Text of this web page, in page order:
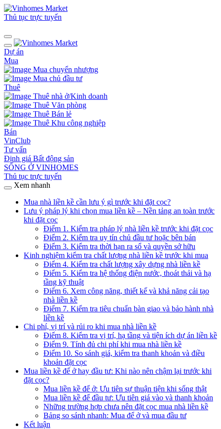
Thủ tục trực tuyến
Dự án
Mua
Mua chuyển nhượng
Mua chủ đầu tư
Thuê
Thuê nhà ở/Kinh doanh
Thuê Văn phòng
Thuê Bán lẻ
Thuê Khu công nghiệp
Bán
VinClub
Tư vấn
Định giá Bất động sản
SỐNG Ở VINHOMES
Thủ tục trực tuyến
Xem nhanh
Mua nhà liền kề cần lưu ý gì trước khi đặt cọc?
Lưu ý pháp lý khi chọn mua liền kề – Nền tảng an toàn trước
khi đặt cọc
Điểm 1. Kiểm tra pháp lý nhà liền kề trước khi đặt cọc
Điểm 2. Kiểm tra uy tín chủ đầu tư hoặc bên bán
Điểm 3. Kiểm tra thời hạn ra sổ và quyền sở hữu
Kinh nghiệm kiểm tra chất lượng nhà liền kề trước khi mua
Điểm 4. Kiểm tra chất lượng xây dựng nhà liền kề
Điểm 5. Kiểm tra hệ thống điện nước, thoát thải và hạ
tầng kỹ thuật
Điểm 6. Xem công năng, thiết kế và khả năng cải tạo
nhà liền kề
Điểm 7. Kiểm tra tiêu chuẩn bàn giao và bảo hành nhà
liền kề
Chi phí, vị trí và rủi ro khi mua nhà liền kề
Điểm 8. Kiểm tra vị trí, hạ tầng và tiện ích dự án liền kề
Điểm 9. Tính đủ chi phí khi mua nhà liền kề
Điểm 10. So sánh giá, kiểm tra thanh khoản và điều
khoản đặt cọc
Mua liền kề để ở hay đầu tư: Khi nào nên chậm lại trước khi
đặt cọc?
Mua liền kề để ở: Ưu tiên sự thuận tiện khi sống thật
Mua liền kề để đầu tư: Ưu tiên giá vào và thanh khoản
Những trường hợp chưa nên đặt cọc mua nhà liền kề
Bảng so sánh nhanh: Mua để ở và mua đầu tư
Kết luận